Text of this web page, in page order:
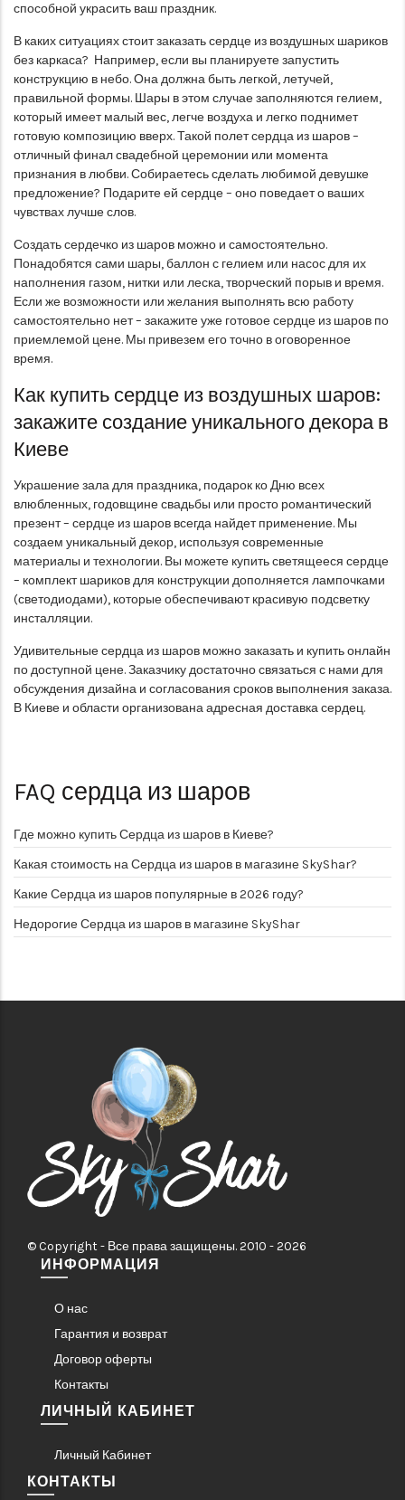
способной украсить ваш праздник.
В каких ситуациях стоит заказать сердце из воздушных шариков
без каркаса? Например, если вы планируете запустить
конструкцию в небо. Она должна быть легкой, летучей,
правильной формы. Шары в этом случае заполняются гелием,
который имеет малый вес, легче воздуха и легко поднимет
готовую композицию вверх. Такой полет сердца из шаров –
отличный финал свадебной церемонии или момента
признания в любви. Собираетесь сделать любимой девушке
предложение? Подарите ей сердце – оно поведает о ваших
чувствах лучше слов.
Создать сердечко из шаров можно и самостоятельно.
Понадобятся сами шары, баллон с гелием или насос для их
наполнения газом, нитки или леска, творческий порыв и время.
Если же возможности или желания выполнять всю работу
самостоятельно нет – закажите уже готовое сердце из шаров по
приемлемой цене. Мы привезем его точно в оговоренное
время.
Как купить сердце из воздушных шаров:
закажите создание уникального декора в
Киеве
Украшение зала для праздника, подарок ко Дню всех
влюбленных, годовщине свадьбы или просто романтический
презент – сердце из шаров всегда найдет применение. Мы
создаем уникальный декор, используя современные
материалы и технологии. Вы можете купить светящееся сердце
– комплект шариков для конструкции дополняется лампочками
(светодиодами), которые обеспечивают красивую подсветку
инсталляции.
Удивительные сердца из шаров можно заказать и купить онлайн
по доступной цене. Заказчику достаточно связаться с нами для
обсуждения дизайна и согласования сроков выполнения заказа.
В Киеве и области организована адресная доставка сердец.
FAQ сердца из шаров
Где можно купить Сердца из шаров в Киеве?
Какая стоимость на Сердца из шаров в магазине SkyShar?
Какие Сердца из шаров популярные в 2026 году?
Недорогие Сердца из шаров в магазине SkyShar
© Copyright - Все права защищены. 2010 - 2026
ИНФОРМАЦИЯ
О нас
Гарантия и возврат
Договор оферты
Контакты
ЛИЧНЫЙ КАБИНЕТ
Личный Кабинет
КОНТАКТЫ